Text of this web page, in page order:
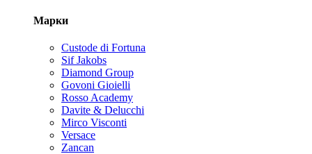
Марки
Custode di Fortuna
Sif Jakobs
Diamond Group
Govoni Gioielli
Rosso Academy
Davite & Delucchi
Mirco Visconti
Versace
Zancan